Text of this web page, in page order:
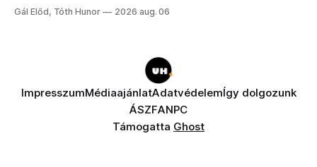
a fogaddal, a fogorvosi ügyeletet is!
Gál Előd, Tóth Hunor 2026 aug. 06
ImpresszumMédiaajánlatAdatvédelemÍgy dolgozunk
ÁSZFANPC
Támogatta Ghost